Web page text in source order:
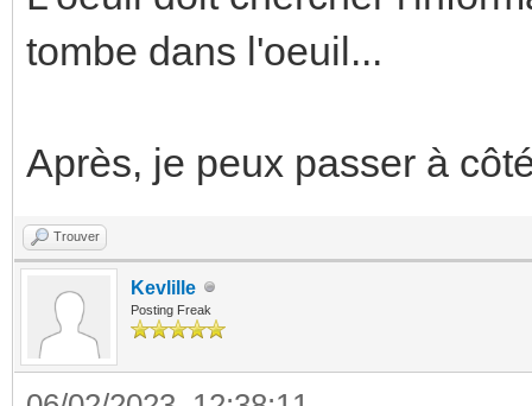
tombe dans l'oeuil...
Après, je peux passer à
Trouver
Kevlille
Posting Freak